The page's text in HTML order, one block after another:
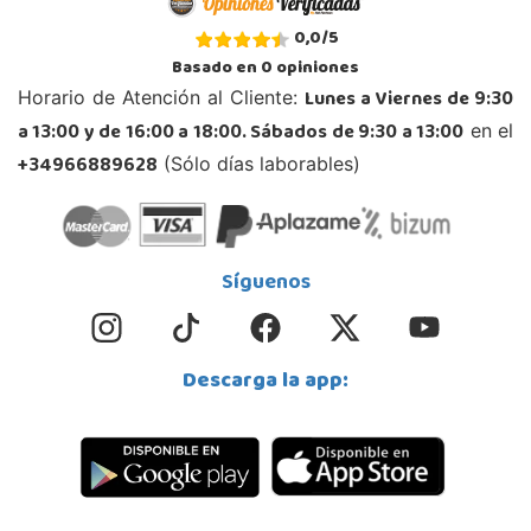
Juguetilandia Zamora
Calle Tordesillas 4
49022, Zamora
980558019
Localizar Tienda
0,0/5
Basado en0opiniones
Horario de Atención al Cliente: Lunes a Viernes de 9:30
a 13:00 y de 16:00 a 18:00. Sábados de 9:30 a 13:00 en el
+34966889628 (Sólo días laborables)
Síguenos
Descarga la app: